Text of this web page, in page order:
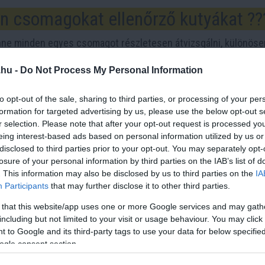
- Do Not Process My Personal Information
opt-out of the sale, sharing to third parties, or processing of your
for targeted advertising by us, please use the below opt-out
selection. Please note that after your opt-out request is processed
interest-based ads based on personal information utilized by us
to third parties prior to your opt-out. You may separately
of your personal information by third parties on the IAB’s list of
This information may also be disclosed by us to third parties on the
Participants that may further disclose it to other third parties.
that this website/app uses one or more Google services and may
but not limited to your visit or usage behaviour. You may
to Google and its third-party tags to use your data for below
consent section.
csomagokat ellenőrző kutyákat
minden egyes csomagot részletesen átvizsgálni,
rendkívül gyorsan és hatékonyan tudnak dolgozni.
a keresett anyagokat vagy illatokat.
annak szagát kutatják. A kiképzés során az állatok
és megtanulják jelzéseikkel jelezni, ha találnak valamit.
személyzet tagjai.
a biztonsághoz és az illegális tevékenységek
vagy más veszélyes anyagokkal történő
vagy kábítószer-csempészet felderítéséhez is.
ellenőrző kutyák a biztonsági szempontokon túlmenően
is, mivel látványuk és jelenlétük a repülőtér biztonságos